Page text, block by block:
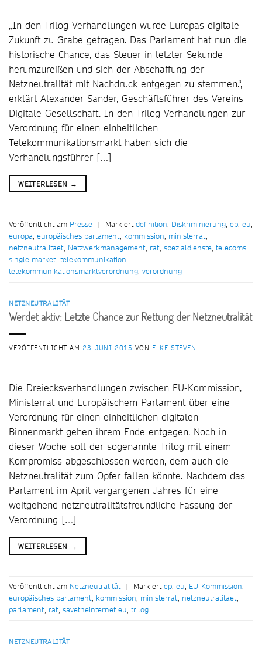
„In den Trilog-Verhandlungen wurde Europas digitale
Zukunft zu Grabe getragen. Das Parlament hat nun die
historische Chance, das Steuer in letzter Sekunde
herumzureißen und sich der Abschaffung der
Netzneutralität mit Nachdruck entgegen zu stemmen.“,
erklärt Alexander Sander, Geschäftsführer des Vereins
Digitale Gesellschaft. In den Trilog-Verhandlungen zur
Verordnung für einen einheitlichen
Telekommunikationsmarkt haben sich die
Verhandlungsführer […]
WEITERLESEN →
Veröffentlicht am Presse | Markiertdefinition, Diskriminierung, ep, eu,
europa, europäisches parlament, kommission, ministerrat,
netzneutralitaet, Netzwerkmanagement, rat, spezialdienste, telecoms
single market, telekommunikation,
telekommunikationsmarktverordnung, verordnung
NETZNEUTRALITÄT
Werdet aktiv: Letzte Chance zur Rettung der Netzneutralität
VERÖFFENTLICHT AM 23. JUNI 2015 VON ELKE STEVEN
Die Dreiecksverhandlungen zwischen EU-Kommission,
Ministerrat und Europäischem Parlament über eine
Verordnung für einen einheitlichen digitalen
Binnenmarkt gehen ihrem Ende entgegen. Noch in
dieser Woche soll der sogenannte Trilog mit einem
Kompromiss abgeschlossen werden, dem auch die
Netzneutralität zum Opfer fallen könnte. Nachdem das
Parlament im April vergangenen Jahres für eine
weitgehend netzneutralitätsfreundliche Fassung der
Verordnung […]
WEITERLESEN →
Veröffentlicht am Netzneutralität | Markiertep, eu, EU-Kommission,
europäisches parlament, kommission, ministerrat, netzneutralitaet,
parlament, rat, savetheinternet.eu, trilog
NETZNEUTRALITÄT